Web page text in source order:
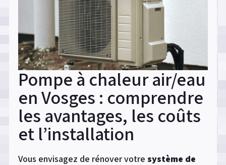
Pompe à chaleur air/eau
en Vosges : comprendre
les avantages, les coûts
et l’installation
Vous envisagez de rénover votre système de